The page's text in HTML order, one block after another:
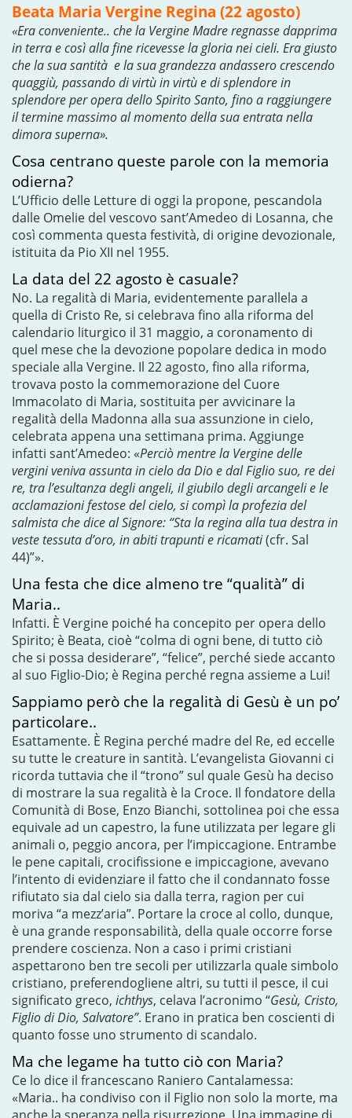
Beata Maria Vergine Regina (22 agosto)
«Era conveniente.. che la Vergine Madre regnasse dapprima
in terra e così alla fine ricevesse la gloria nei cieli. Era giusto
che la sua santità e la sua grandezza andassero crescendo
quaggiù, passando di virtù in virtù e di splendore in
splendore per opera dello Spirito Santo, fino a raggiungere
il termine massimo al momento della sua entrata nella
dimora superna».
Cosa centrano queste parole con la memoria
odierna?
L’Ufficio delle Letture di oggi la propone, pescandola
dalle Omelie del vescovo sant’Amedeo di Losanna, che
così commenta questa festività, di origine devozionale,
istituita da Pio XII nel 1955.
La data del 22 agosto è casuale?
No. La regalità di Maria, evidentemente parallela a
quella di Cristo Re, si celebrava fino alla riforma del
calendario liturgico il 31 maggio, a coronamento di
quel mese che la devozione popolare dedica in modo
speciale alla Vergine. Il 22 agosto, fino alla riforma,
trovava posto la commemorazione del Cuore
Immacolato di Maria, sostituita per avvicinare la
regalità della Madonna alla sua assunzione in cielo,
celebrata appena una settimana prima. Aggiunge
infatti sant’Amedeo: «Perciò mentre la Vergine delle
vergini veniva assunta in cielo da Dio e dal Figlio suo, re dei
re, tra l’esultanza degli angeli, il giubilo degli arcangeli e le
acclamazioni festose del cielo, si compì la profezia del
salmista che dice al Signore: “Sta la regina alla tua destra in
veste tessuta d’oro, in abiti trapunti e ricamati(cfr. Sal
44)”».
Una festa che dice almeno tre “qualità” di
Maria..
Infatti. È Vergine poiché ha concepito per opera dello
Spirito; è Beata, cioè “colma di ogni bene, di tutto ciò
che si possa desiderare”, “felice”, perché siede accanto
al suo Figlio-Dio; è Regina perché regna assieme a Lui!
Sappiamo però che la regalità di Gesù è un po’
particolare..
Esattamente. È Regina perché madre del Re, ed eccelle
su tutte le creature in santità. L’evangelista Giovanni ci
ricorda tuttavia che il “trono” sul quale Gesù ha deciso
di mostrare la sua regalità è la Croce. Il fondatore della
Comunità di Bose, Enzo Bianchi, sottolinea poi che essa
equivale ad un capestro, la fune utilizzata per legare gli
animali o, peggio ancora, per l’impiccagione. Entrambe
le pene capitali, crocifissione e impiccagione, avevano
l’intento di evidenziare il fatto che il condannato fosse
rifiutato sia dal cielo sia dalla terra, ragion per cui
moriva “a mezz’aria”. Portare la croce al collo, dunque,
è una grande responsabilità, della quale occorre forse
prendere coscienza. Non a caso i primi cristiani
aspettarono ben tre secoli per utilizzarla quale simbolo
cristiano, preferendogliene altri, su tutti il pesce, il cui
significato greco, ichthys, celava l’acronimo “Gesù, Cristo,
Figlio di Dio, Salvatore”. Erano in pratica ben coscienti di
quanto fosse uno strumento di scandalo.
Ma che legame ha tutto ciò con Maria?
Ce lo dice il francescano Raniero Cantalamessa:
«Maria.. ha condiviso con il Figlio non solo la morte, ma